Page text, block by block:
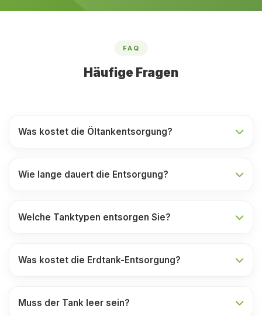
FAQ
Häufige Fragen
Was kostet die Öltankentsorgung?
Wie lange dauert die Entsorgung?
Welche Tanktypen entsorgen Sie?
Was kostet die Erdtank-Entsorgung?
Muss der Tank leer sein?